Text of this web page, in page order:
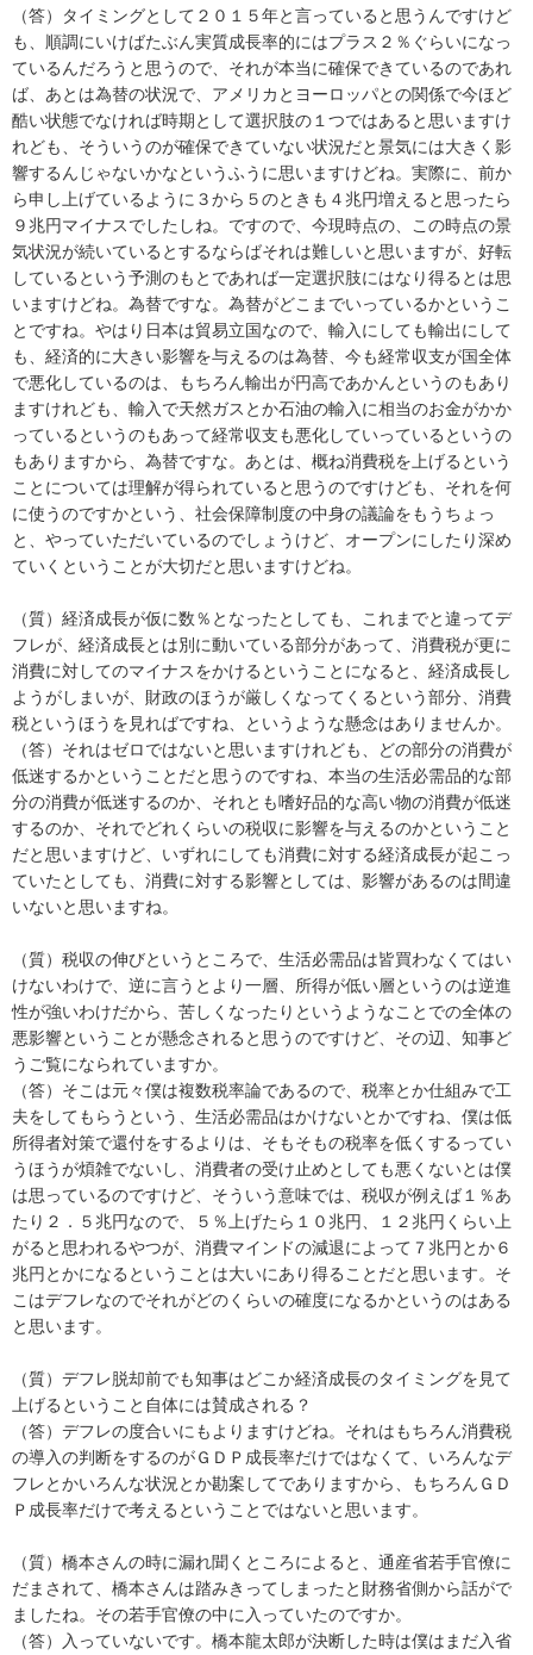
（答）タイミングとして２０１５年と言っていると思うんですけど
も、順調にいけばたぶん実質成長率的にはプラス２％ぐらいになっ
ているんだろうと思うので、それが本当に確保できているのであれ
ば、あとは為替の状況で、アメリカとヨーロッパとの関係で今ほど
酷い状態でなければ時期として選択肢の１つではあると思いますけ
れども、そういうのが確保できていない状況だと景気には大きく影
響するんじゃないかなというふうに思いますけどね。実際に、前か
ら申し上げているように３から５のときも４兆円増えると思ったら
９兆円マイナスでしたしね。ですので、今現時点の、この時点の景
気状況が続いているとするならばそれは難しいと思いますが、好転
しているという予測のもとであれば一定選択肢にはなり得るとは思
いますけどね。為替ですな。為替がどこまでいっているかというこ
とですね。やはり日本は貿易立国なので、輸入にしても輸出にして
も、経済的に大きい影響を与えるのは為替、今も経常収支が国全体
で悪化しているのは、もちろん輸出が円高であかんというのもあり
ますけれども、輸入で天然ガスとか石油の輸入に相当のお金がかか
っているというのもあって経常収支も悪化していっているというの
もありますから、為替ですな。あとは、概ね消費税を上げるという
ことについては理解が得られていると思うのですけども、それを何
に使うのですかという、社会保障制度の中身の議論をもうちょっ
と、やっていただいているのでしょうけど、オープンにしたり深め
ていくということが大切だと思いますけどね。
（質）経済成長が仮に数％となったとしても、これまでと違ってデ
フレが、経済成長とは別に動いている部分があって、消費税が更に
消費に対してのマイナスをかけるということになると、経済成長し
ようがしまいが、財政のほうが厳しくなってくるという部分、消費
税というほうを見ればですね、というような懸念はありませんか。
（答）それはゼロではないと思いますけれども、どの部分の消費が
低迷するかということだと思うのですね、本当の生活必需品的な部
分の消費が低迷するのか、それとも嗜好品的な高い物の消費が低迷
するのか、それでどれくらいの税収に影響を与えるのかということ
だと思いますけど、いずれにしても消費に対する経済成長が起こっ
ていたとしても、消費に対する影響としては、影響があるのは間違
いないと思いますね。
（質）税収の伸びというところで、生活必需品は皆買わなくてはい
けないわけで、逆に言うとより一層、所得が低い層というのは逆進
性が強いわけだから、苦しくなったりというようなことでの全体の
悪影響ということが懸念されると思うのですけど、その辺、知事ど
うご覧になられていますか。
（答）そこは元々僕は複数税率論であるので、税率とか仕組みで工
夫をしてもらうという、生活必需品はかけないとかですね、僕は低
所得者対策で還付をするよりは、そもそもの税率を低くするってい
うほうが煩雑でないし、消費者の受け止めとしても悪くないとは僕
は思っているのですけど、そういう意味では、税収が例えば１％あ
たり２．５兆円なので、５％上げたら１０兆円、１２兆円くらい上
がると思われるやつが、消費マインドの減退によって７兆円とか６
兆円とかになるということは大いにあり得ることだと思います。そ
こはデフレなのでそれがどのくらいの確度になるかというのはある
と思います。
（質）デフレ脱却前でも知事はどこか経済成長のタイミングを見て
上げるということ自体には賛成される？
（答）デフレの度合いにもよりますけどね。それはもちろん消費税
の導入の判断をするのがＧＤＰ成長率だけではなくて、いろんなデ
フレとかいろんな状況とか勘案してでありますから、もちろんＧＤ
Ｐ成長率だけで考えるということではないと思います。
（質）橋本さんの時に漏れ聞くところによると、通産省若手官僚に
だまされて、橋本さんは踏みきってしまったと財務省側から話がで
ましたね。その若手官僚の中に入っていたのですか。
（答）入っていないです。橋本龍太郎が決断した時は僕はまだ入省